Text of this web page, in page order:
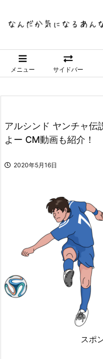
メニュー サイドバー
アルシンド ヤンチャ伝
よー CM動画も紹介！
2020年5月16日
スポ